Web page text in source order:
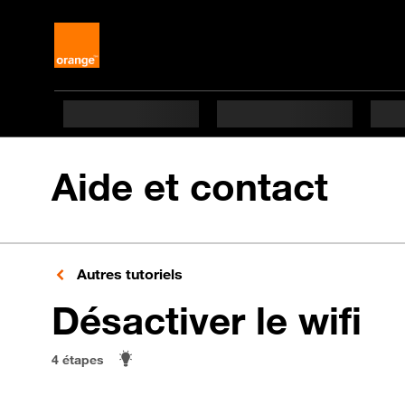
Aide et contact
Autres tutoriels
Désactiver le wifi
4 étapes